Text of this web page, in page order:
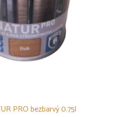
PRO bezbarvý 0.75l